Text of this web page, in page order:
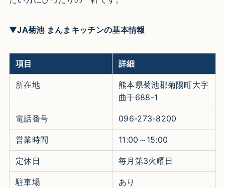
▼JA菊池 まんまキッチンの基本情報
項目 詳細
所在地
熊本県菊池郡菊陽町大字
曲手688-1
電話番号 096-273-8200
営業時間 11:00～15:00
定休日 毎月第3火曜日
駐車場 あり